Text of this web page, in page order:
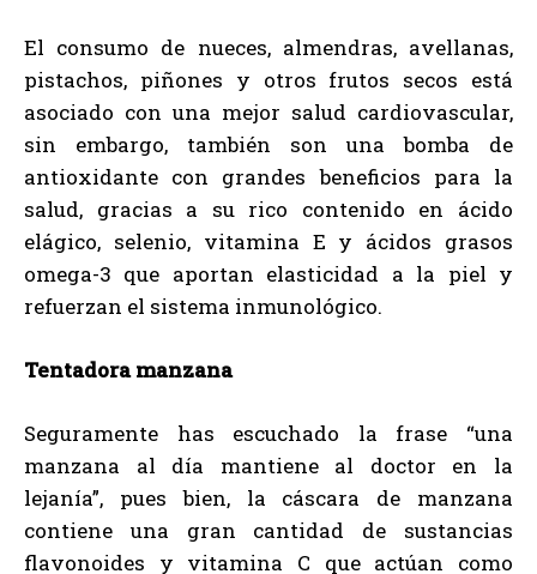
El consumo de nueces, almendras, avellanas,
pistachos, piñones y otros frutos secos está
asociado con una mejor salud cardiovascular,
sin embargo, también son una bomba de
antioxidante con grandes beneficios para la
salud, gracias a su rico contenido en ácido
elágico, selenio, vitamina E y ácidos grasos
omega-3 que aportan elasticidad a la piel y
refuerzan el sistema inmunológico.
Tentadora manzana
Seguramente has escuchado la frase “una
manzana al día mantiene al doctor en la
lejanía”, pues bien, la cáscara de manzana
contiene una gran cantidad de sustancias
flavonoides y vitamina C que actúan como